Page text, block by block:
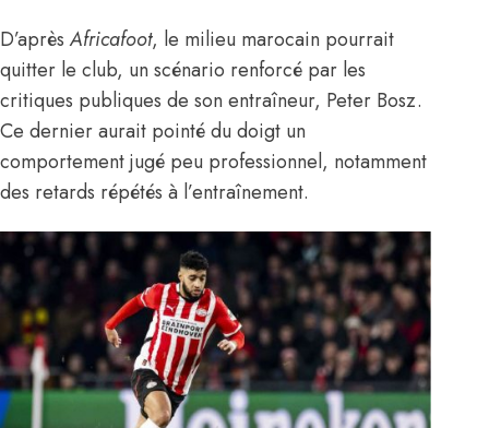
D’aprèsAfricafoot, le milieu marocain pourrait
quitter le club, un scénario renforcé par les
critiques publiques de son entraîneur, Peter Bosz.
Ce dernier aurait pointé du doigt un
comportement jugé peu professionnel, notamment
des retards répétés à l’entraînement.